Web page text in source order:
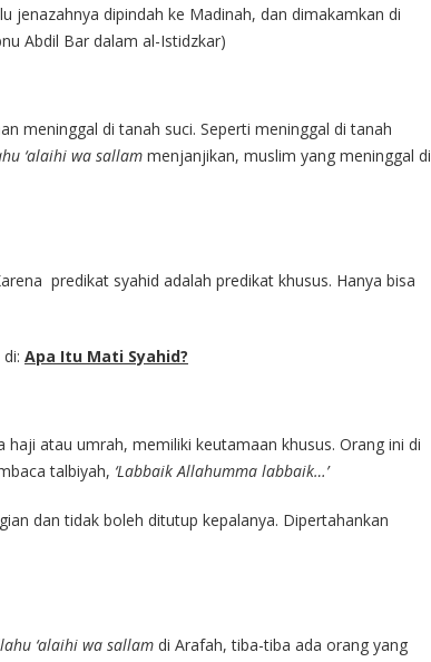
jenazahnya dipindah ke Madinah, dan dimakamkan di
Abdil Bar dalam al-Istidzkar)
meninggal di tanah suci. Seperti meninggal di tanah
‘alaihi wa sallam menjanjikan, muslim yang meninggal di
predikat syahid adalah predikat khusus. Hanya bisa
Apa Itu Mati Syahid?
atau umrah, memiliki keutamaan khusus. Orang ini di
talbiyah, ‘Labbaik Allahumma labbaik…’
dan tidak boleh ditutup kepalanya. Dipertahankan
‘alaihi wa sallam di Arafah, tiba-tiba ada orang yang